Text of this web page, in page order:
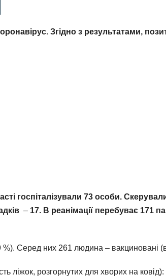
Згідно з результатами,
госпіталізували 73 особи.
– 17. В реанімації перебуває 171
Серед них 261 людина – вакциновані
ліжок, розгорнутих для хворих на ковід):